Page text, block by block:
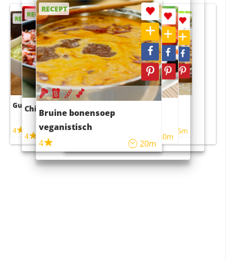
RECEPT
Guacamole
4
RECEPT
Chili con carne
4 45m
RECEPT
Bruine bonensoep
veganistisch
4
20m
RECEPT
Sushi rijstsalade
maaltijdsalade
40m
RECEPT
4 55m